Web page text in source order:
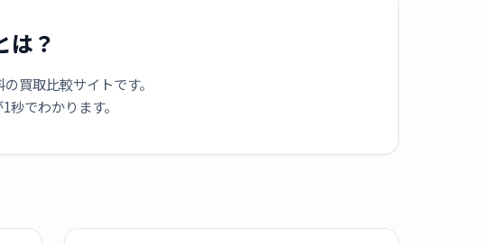
は？
買取比較サイトです。
でわかります。